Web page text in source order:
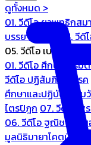
ดูทั้งหมด >
01. วีดีโอ ยุวพุทธิกสม
บรรยายทั่วไป
04. วี
05. วีดีโอ เบนซ์ทองหล่อ
01. วีดีโอ ศึกษาธรรม
วีดีโอ ปฏิสัมภิทามรรค
ศึกษาและปฏิบัติธรรม
ไตรปิฎก 07. วีดีโอ พ
06. วีดีโอ ฐณิชาฌ์รีส
มูลนิธิมายาโคตมี